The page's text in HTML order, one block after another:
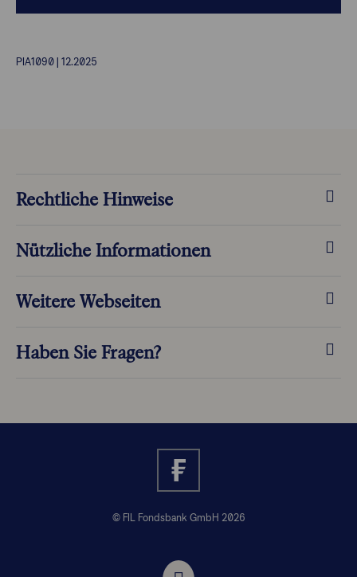
PIA1090 | 12.2025
Rechtliche Hinweise
Nützliche Informationen
Weitere Webseiten
Haben Sie Fragen?
© FIL Fondsbank GmbH 2026